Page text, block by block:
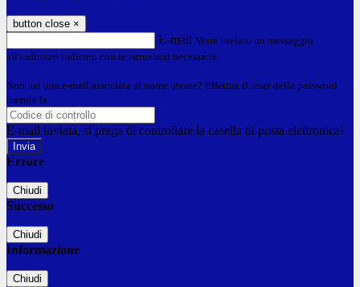
button close ×
E-mail Verrà inviato un messaggio
all'indirizzo indicato con le istruzioni necessarie.
Non hai una e-mail associata al nome utente? Effettua il reset della password
tramite la
E-mail inviata, si prega di controllare la casella di posta elettronica!
Errore
Chiudi
Successo
Chiudi
Informazione
Chiudi